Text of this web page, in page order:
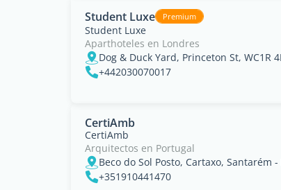
Student Luxe Premium
Student Luxe
Aparthoteles en Londres
Dog & Duck Yard, Princeton St,
+442030070017
CertiAmb
CertiAmb
Arquitectos en Portugal
Beco do Sol Posto, Cartaxo, Santarém
+351910441470